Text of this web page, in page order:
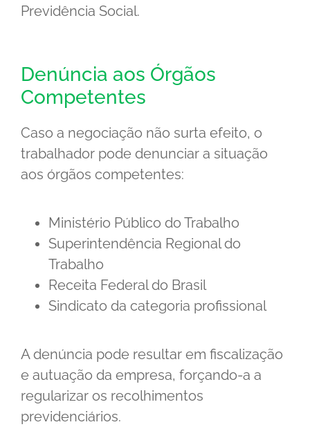
Previdência Social.
Denúncia aos Órgãos
Competentes
Caso a negociação não surta efeito, o
trabalhador pode denunciar a situação
aos órgãos competentes:
Ministério Público do Trabalho
Superintendência Regional do
Trabalho
Receita Federal do Brasil
Sindicato da categoria profissional
A denúncia pode resultar em fiscalização
e autuação da empresa, forçando-a a
regularizar os recolhimentos
previdenciários.